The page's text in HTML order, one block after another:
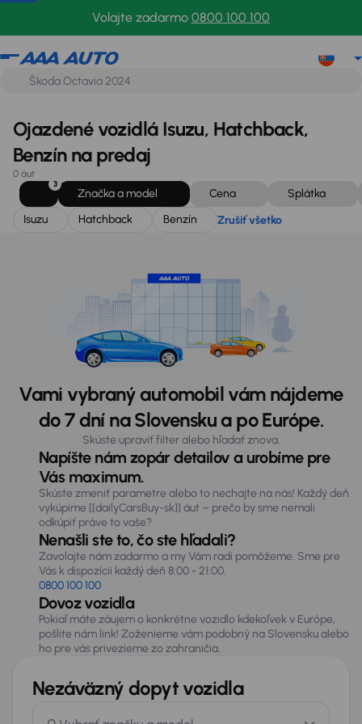
Volajte zadarmo 0800 100 100
Isuzu
Ojazdené vozidlá Isuzu, Hatchback,
Benzín na predaj
0 áut
3
Značka a model Cena
Splátka
Isuzu
Hatchback Benzín Zrušiť všetko
Vami vybraný automobil vám nájdeme
do 7 dní na Slovensku a po Európe.
Skúste upraviť filter alebo hľadať znova.
Napíšte nám zopár detailov a urobíme pre
Vás maximum.
Skúste zmeniť parametre alebo to nechajte na nás! Každý deň
vykúpime [[dailyCarsBuy-sk]] áut – prečo by sme nemali
odkúpiť práve to vaše?
Nenašli ste to, čo ste hľadali?
Zavolajte nám zadarmo a my Vám radi pomôžeme. Sme pre
Vás k dispozícii každý deň 8:00 - 21:00.
0800 100 100
Dovoz vozidla
Pokiaľ máte záujem o konkrétne vozidlo kdekoľvek v Európe,
pošlite nám link! Zoženieme vám podobný na Slovensku alebo
ho pre vás privezieme zo zahraničia.
Nezáväzný dopyt vozidla